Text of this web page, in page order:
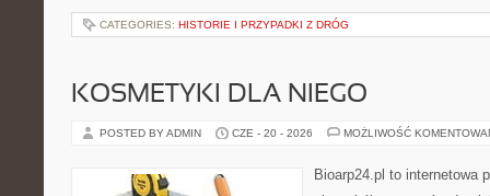
CATEGORIES: HISTORIE I PRZYPADKI Z DRÓG
KOSMETYKI DLA NIEGO
POSTED BY ADMIN CZE - 20 - 2026 MOŻLIWOŚĆ
Bioarp24.pl to internetowa